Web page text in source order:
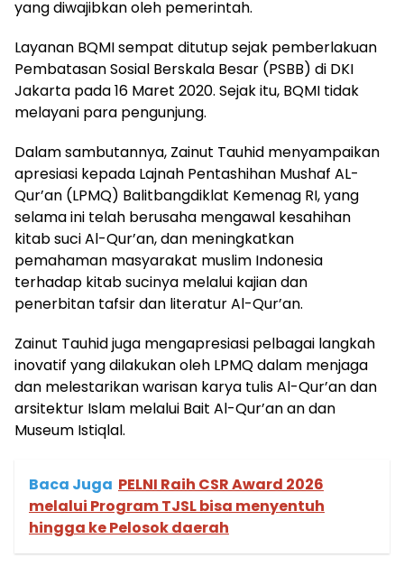
yang diwajibkan oleh pemerintah.
Layanan BQMI sempat ditutup sejak pemberlakuan
Pembatasan Sosial Berskala Besar (PSBB) di DKI
Jakarta pada 16 Maret 2020. Sejak itu, BQMI tidak
melayani para pengunjung.
Dalam sambutannya, Zainut Tauhid menyampaikan
apresiasi kepada Lajnah Pentashihan Mushaf AL-
Qur’an (LPMQ) Balitbangdiklat Kemenag RI, yang
selama ini telah berusaha mengawal kesahihan
kitab suci Al-Qur’an, dan meningkatkan
pemahaman masyarakat muslim Indonesia
terhadap kitab sucinya melalui kajian dan
penerbitan tafsir dan literatur Al-Qur’an.
Zainut Tauhid juga mengapresiasi pelbagai langkah
inovatif yang dilakukan oleh LPMQ dalam menjaga
dan melestarikan warisan karya tulis Al-Qur’an dan
arsitektur Islam melalui Bait Al-Qur’an an dan
Museum Istiqlal.
Baca Juga PELNI Raih CSR Award 2026
melalui Program TJSL bisa menyentuh
hingga ke Pelosok daerah